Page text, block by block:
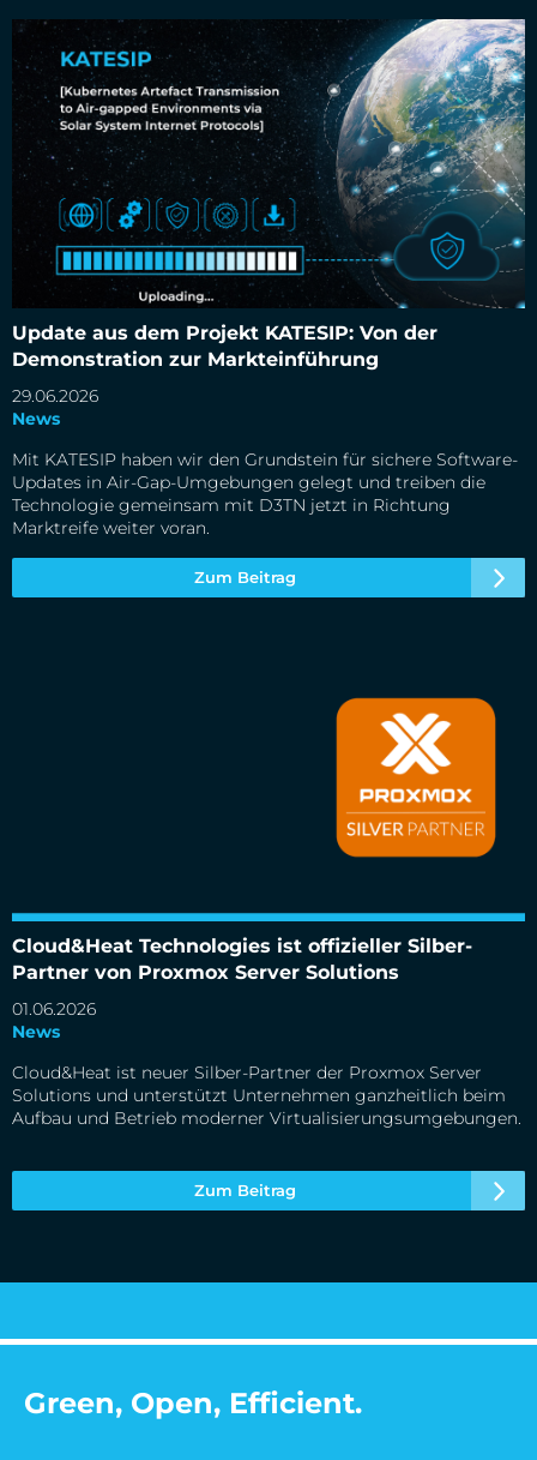
Update aus dem Projekt KATESIP: Von der
Demonstration zur Markteinführung
29.06.2026
News
Mit KATESIP haben wir den Grundstein für sichere Software-
Updates in Air-Gap-Umgebungen gelegt und treiben die
Technologie gemeinsam mit D3TN jetzt in Richtung
Marktreife weiter voran.
Zum Beitrag
Update aus dem Projekt KATESIP: Von der Demonstration
Cloud&Heat Technologies ist offizieller Silber-
Partner von Proxmox Server Solutions
01.06.2026
News
Cloud&Heat ist neuer Silber-Partner der Proxmox Server
Solutions und unterstützt Unternehmen ganzheitlich beim
Aufbau und Betrieb moderner Virtualisierungsumgebungen.
Zum Beitrag
Cloud&Heat Technologies ist offizieller Silber-Partner von
Green, Open, Efficient.